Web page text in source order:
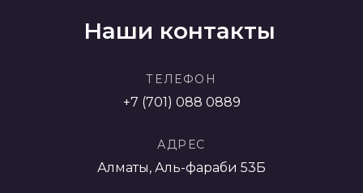
Наши контакты
ТЕЛЕФОН
+7 (701) 088 0889
АДРЕС
Алматы, Аль-фараби 53Б